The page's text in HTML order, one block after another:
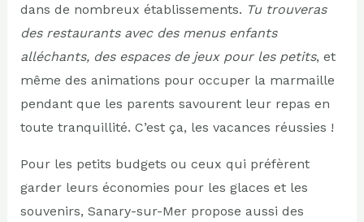
dans de nombreux établissements. Tu trouveras
des restaurants avec des menus enfants
alléchants, des espaces de jeux pour les petits, et
même des animations pour occuper la marmaille
pendant que les parents savourent leur repas en
toute tranquillité. C’est ça, les vacances réussies !
Pour les petits budgets ou ceux qui préfèrent
garder leurs économies pour les glaces et les
souvenirs, Sanary-sur-Mer propose aussi des